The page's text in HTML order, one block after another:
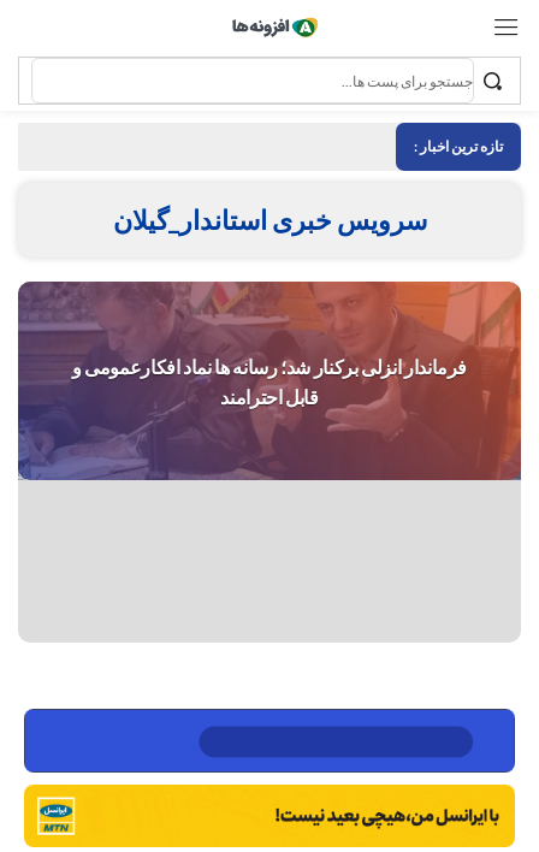
تازه ترین اخبار :
سرویس خبری استاندار_گیلان
فرماندار انزلی برکنار شد؛ رسانه ها نماد افکارعمومی و
قابل احترامند